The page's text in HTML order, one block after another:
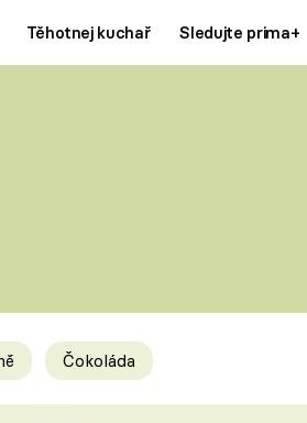
Těhotnej kuchař Sledujte prima+
Prima LAJK
Čokoláda